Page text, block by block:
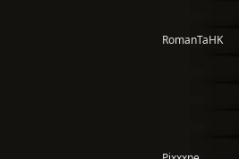
RomanTaHK